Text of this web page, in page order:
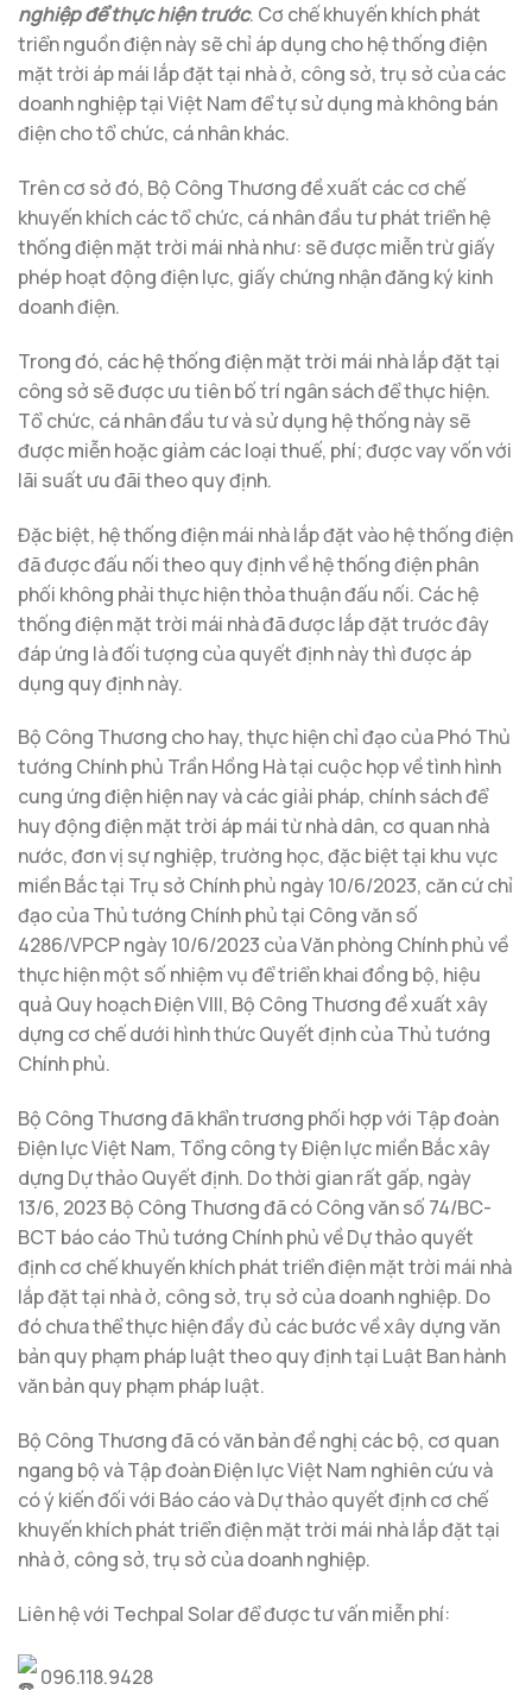
nghiệp để thực hiện trước. Cơ chế khuyến khích phát
triển nguồn điện này sẽ chỉ áp dụng cho hệ thống điện
mặt trời áp mái lắp đặt tại nhà ở, công sở, trụ sở của các
doanh nghiệp tại Việt Nam để tự sử dụng mà không bán
điện cho tổ chức, cá nhân khác.
Trên cơ sở đó, Bộ Công Thương đề xuất các cơ chế
khuyến khích các tổ chức, cá nhân đầu tư phát triển hệ
thống điện mặt trời mái nhà như: sẽ được miễn trừ giấy
phép hoạt động điện lực, giấy chứng nhận đăng ký kinh
doanh điện.
Trong đó, các hệ thống điện mặt trời mái nhà lắp đặt tại
công sở sẽ được ưu tiên bố trí ngân sách để thực hiện.
Tổ chức, cá nhân đầu tư và sử dụng hệ thống này sẽ
được miễn hoặc giảm các loại thuế, phí; được vay vốn với
lãi suất ưu đãi theo quy định.
Đặc biệt, hệ thống điện mái nhà lắp đặt vào hệ thống điện
đã được đấu nối theo quy định về hệ thống điện phân
phối không phải thực hiện thỏa thuận đấu nối. Các hệ
thống điện mặt trời mái nhà đã được lắp đặt trước đây
đáp ứng là đối tượng của quyết định này thì được áp
dụng quy định này.
Bộ Công Thương cho hay, thực hiện chỉ đạo của Phó Thủ
tướng Chính phủ Trần Hồng Hà tại cuộc họp về tình hình
cung ứng điện hiện nay và các giải pháp, chính sách để
huy động điện mặt trời áp mái từ nhà dân, cơ quan nhà
nước, đơn vị sự nghiệp, trường học, đặc biệt tại khu vực
miền Bắc tại Trụ sở Chính phủ ngày 10/6/2023, căn cứ chỉ
đạo của Thủ tướng Chính phủ tại Công văn số
4286/VPCP ngày 10/6/2023 của Văn phòng Chính phủ về
thực hiện một số nhiệm vụ để triển khai đồng bộ, hiệu
quả Quy hoạch Điện VIII, Bộ Công Thương đề xuất xây
dựng cơ chế dưới hình thức Quyết định của Thủ tướng
Chính phủ.
Bộ Công Thương đã khẩn trương phối hợp với Tập đoàn
Điện lực Việt Nam, Tổng công ty Điện lực miền Bắc xây
dựng Dự thảo Quyết định. Do thời gian rất gấp, ngày
13/6, 2023 Bộ Công Thương đã có Công văn số 74/BC-
BCT báo cáo Thủ tướng Chính phủ về Dự thảo quyết
định cơ chế khuyến khích phát triển điện mặt trời mái nhà
lắp đặt tại nhà ở, công sở, trụ sở của doanh nghiệp. Do
đó chưa thể thực hiện đầy đủ các bước về xây dựng văn
bản quy phạm pháp luật theo quy định tại Luật Ban hành
văn bản quy phạm pháp luật.
Bộ Công Thương đã có văn bản đề nghị các bộ, cơ quan
ngang bộ và Tập đoàn Điện lực Việt Nam nghiên cứu và
có ý kiến đối với Báo cáo và Dự thảo quyết định cơ chế
khuyến khích phát triển điện mặt trời mái nhà lắp đặt tại
nhà ở, công sở, trụ sở của doanh nghiệp.
Liên hệ với Techpal Solar để được tư vấn miễn phí:
096.118.9428